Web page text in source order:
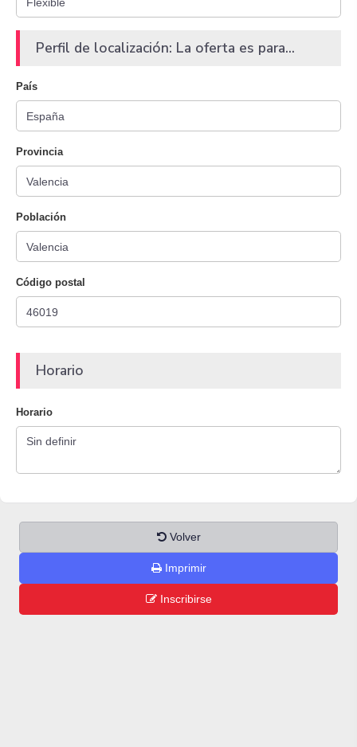
Perfil de localización: La oferta es para...
País
Provincia
Población
Código postal
Horario
Horario
Volver
Imprimir
Inscribirse